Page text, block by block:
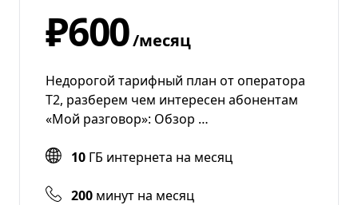
₽600/месяц
Недорогой тарифный план от оператора
T2, разберем чем интересен абонентам
«Мой разговор»: Обзор …
10 ГБ интернета на месяц
200 минут на месяц